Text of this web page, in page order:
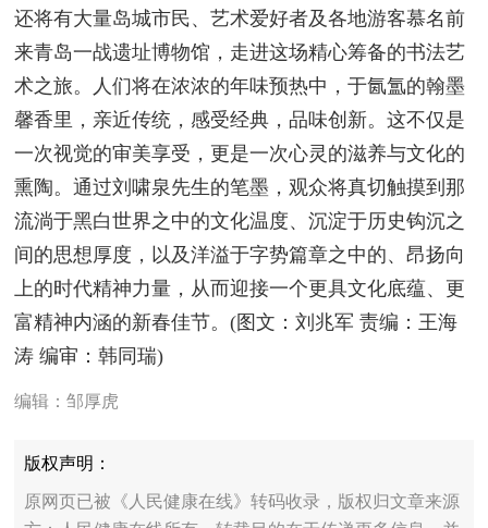
还将有大量岛城市民、艺术爱好者及各地游客慕名前
来青岛一战遗址博物馆，走进这场精心筹备的书法艺
术之旅。人们将在浓浓的年味预热中，于氤氲的翰墨
馨香里，亲近传统，感受经典，品味创新。这不仅是
一次视觉的审美享受，更是一次心灵的滋养与文化的
熏陶。通过刘啸泉先生的笔墨，观众将真切触摸到那
流淌于黑白世界之中的文化温度、沉淀于历史钩沉之
间的思想厚度，以及洋溢于字势篇章之中的、昂扬向
上的时代精神力量，从而迎接一个更具文化底蕴、更
富精神内涵的新春佳节。(图文：刘兆军 责编：王海
涛 编审：韩同瑞)
编辑：邹厚虎
版权声明：
原网页已被《人民健康在线》转码收录，版权归文章来源